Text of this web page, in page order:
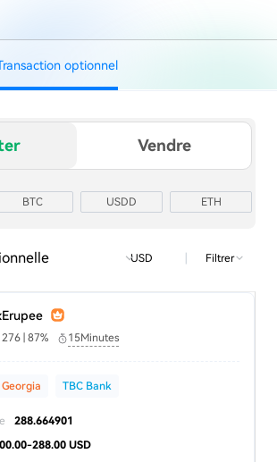
optionnel
Vendre
BTC USDD ETH
USD | Filtrer
276 | 87% 15Minutes
TBC Bank
288.664901
288.00 USD